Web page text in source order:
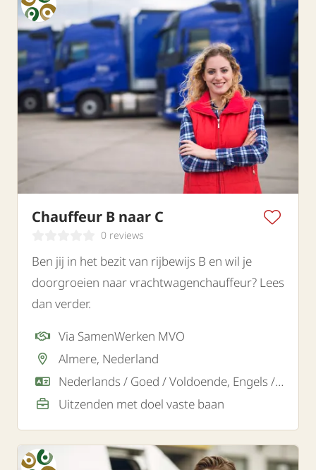
Chauffeur B naar C
0 reviews
Ben jij in het bezit van rijbewijs B en wil je
doorgroeien naar vrachtwagenchauffeur? Lees
dan verder.
Via SamenWerken MVO
Almere, Nederland
Nederlands / Goed / Voldoende, Engels / Goed
Uitzenden met doel vaste baan